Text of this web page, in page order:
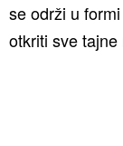
se održi u
otkriti sve